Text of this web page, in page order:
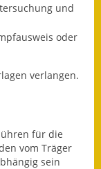
und
oder
verlangen.
für die
vom Träger
sein